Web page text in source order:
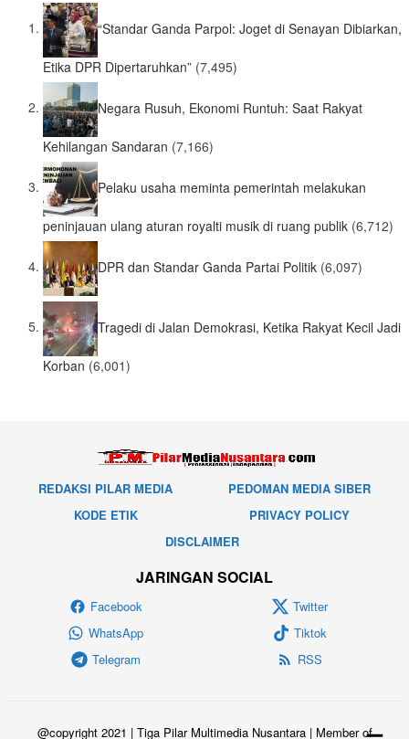
“Standar Ganda Parpol: Joget di Senayan Dibiarkan,
Etika DPR Dipertaruhkan” (7,495)
Negara Rusuh, Ekonomi Runtuh: Saat Rakyat
Kehilangan Sandaran (7,166)
Pelaku usaha meminta pemerintah melakukan
peninjauan ulang aturan royalti musik di ruang publik (6,712)
DPR dan Standar Ganda Partai Politik (6,097)
Tragedi di Jalan Demokrasi, Ketika Rakyat Kecil Jadi
Korban (6,001)
REDAKSI PILAR MEDIA
PEDOMAN MEDIA SIBER
KODE ETIK
PRIVACY POLICY
DISCLAIMER
JARINGAN SOCIAL
Facebook
Twitter
WhatsApp
Tiktok
Telegram
RSS
@copyright 2021 | Tiga Pilar Multimedia Nusantara | Member of